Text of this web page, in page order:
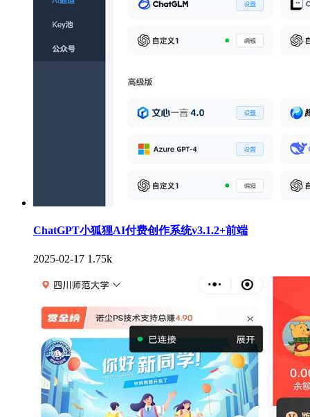
ChatGPT小狐狸AI付费创作系统v3.1.2+前端
2025-02-17 1.75k